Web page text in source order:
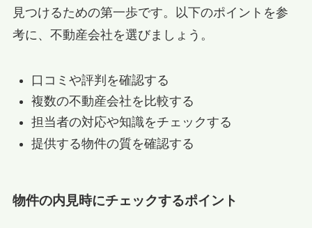
見つけるための第一歩です。以下のポイントを参
考に、不動産会社を選びましょう。
口コミや評判を確認する
複数の不動産会社を比較する
担当者の対応や知識をチェックする
提供する物件の質を確認する
物件の内見時にチェックするポイント